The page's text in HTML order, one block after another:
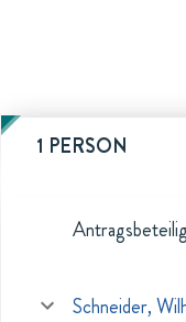
1 PERSON
Schneider,